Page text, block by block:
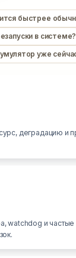
быстрее
в системе?
уже
деградацию и
watchdog и частые